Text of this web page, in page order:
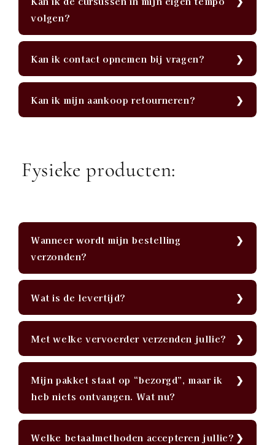
volgen?
Kan ik contact opnemen bij vragen?
Kan ik mijn aankoop retourneren?
Fysieke producten:
Wanneer wordt mijn bestelling
verzonden?
Wat is de levertijd?
Met welke vervoerder verzenden jullie?
Mijn pakket staat op “bezorgd”, maar ik
heb niets ontvangen. Wat nu?
Welke betaalmethoden accepteren jullie?